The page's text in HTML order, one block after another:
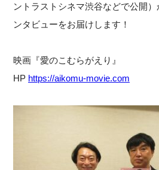
ントラストシネマ渋谷などで公開
ンタビューをお届けします！
映画『愛のこむらがえり』
HP https://aikomu-movie.com